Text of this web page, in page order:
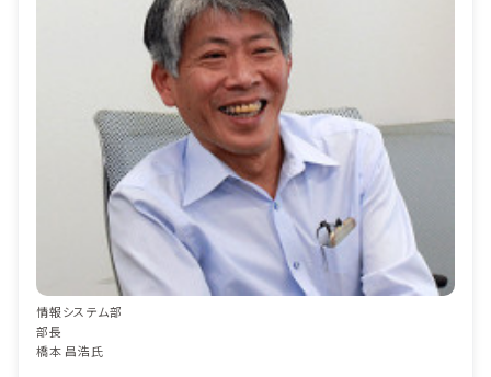
情報システム部
部長
橋本 昌浩氏